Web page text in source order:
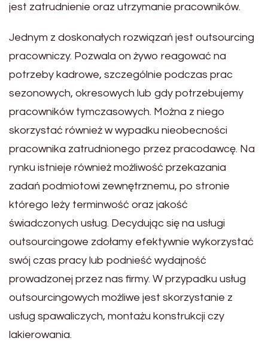
jest zatrudnienie oraz utrzymanie pracowników.
Jednym z doskonałych rozwiązań jest outsourcing
pracowniczy. Pozwala on żywo reagować na
potrzeby kadrowe, szczególnie podczas prac
sezonowych, okresowych lub gdy potrzebujemy
pracowników tymczasowych. Można z niego
skorzystać również w wypadku nieobecności
pracownika zatrudnionego przez pracodawcę. Na
rynku istnieje również możliwość przekazania
zadań podmiotowi zewnętrznemu, po stronie
którego leży terminwość oraz jakość
świadczonych usług. Decydując się na usługi
outsourcingowe zdołamy efektywnie wykorzystać
swój czas pracy lub podnieść wydajność
prowadzonej przez nas firmy. W przypadku usług
outsourcingowych możliwe jest skorzystanie z
usług spawaliczych, montażu konstrukcji czy
lakierowania.